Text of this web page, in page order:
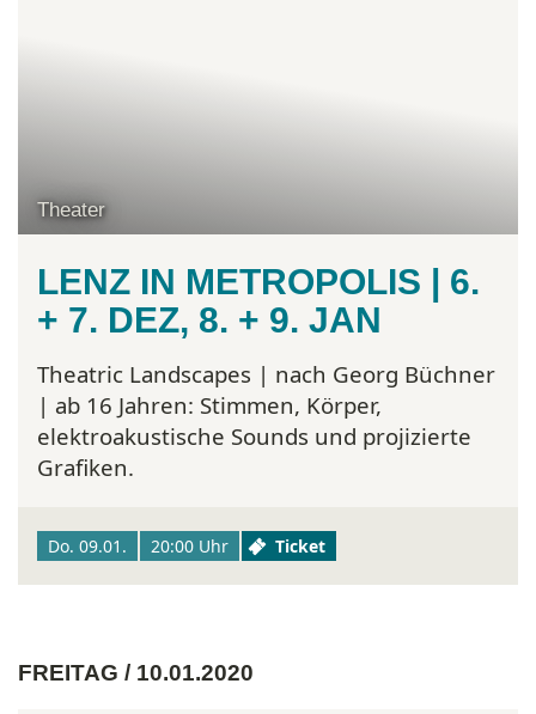
Theater
LENZ IN METROPOLIS | 6.
+ 7. DEZ, 8. + 9. JAN
Theatric Landscapes | nach Georg Büchner
| ab 16 Jahren: Stimmen, Körper,
elektroakustische Sounds und projizierte
Grafiken.
Do. 09.01. 20:00 Uhr Ticket
FREITAG / 10.01.2020